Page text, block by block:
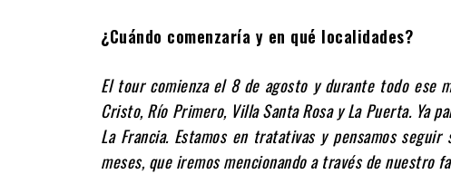
¿Cuándo comenzaría y en qué localidades?
El tour comienza el 8 de agosto y durante todo ese
Cristo, Río Primero, Villa Santa Rosa y La Puerta. Ya
La Francia. Estamos en tratativas y pensamos
meses, que iremos mencionando a través de nuestro